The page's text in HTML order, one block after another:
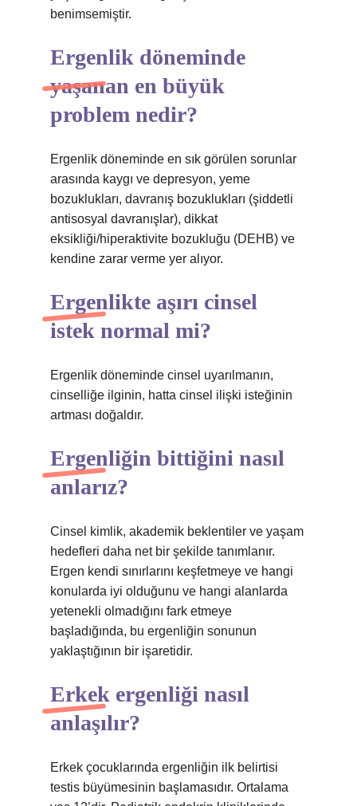
benimsemiştir.
Ergenlik döneminde
yaşanan en büyük
problem nedir?
Ergenlik döneminde en sık görülen sorunlar
arasında kaygı ve depresyon, yeme
bozuklukları, davranış bozuklukları (şiddetli
antisosyal davranışlar), dikkat
eksikliği/hiperaktivite bozukluğu (DEHB) ve
kendine zarar verme yer alıyor.
Ergenlikte aşırı cinsel
istek normal mi?
Ergenlik döneminde cinsel uyarılmanın,
cinselliğe ilginin, hatta cinsel ilişki isteğinin
artması doğaldır.
Ergenliğin bittiğini nasıl
anlarız?
Cinsel kimlik, akademik beklentiler ve yaşam
hedefleri daha net bir şekilde tanımlanır.
Ergen kendi sınırlarını keşfetmeye ve hangi
konularda iyi olduğunu ve hangi alanlarda
yetenekli olmadığını fark etmeye
başladığında, bu ergenliğin sonunun
yaklaştığının bir işaretidir.
Erkek ergenliği nasıl
anlaşılır?
Erkek çocuklarında ergenliğin ilk belirtisi
testis büyümesinin başlamasıdır. Ortalama